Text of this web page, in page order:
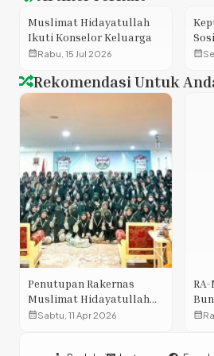
Muslimat Hidayatullah
Ikuti Konselor Keluarga
calendar_monthRabu, 15 Jul 2026 calendar_month
Rekomendasi Untuk
Penutupan Rakernas
Muslimat Hidayatullah
Tekankan Kemandirian
calendar_monthSabtu, 11 Apr 2026 calendar_month